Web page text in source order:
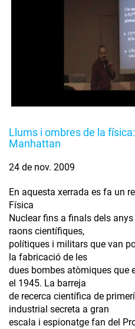
Llums i ombres de la
Manhattan
24 de nov. 2009
En aquesta xerrada es fa un
Física
Nuclear fins a finals dels
raons científiques,
polítiques i militars que van
la fabricació de les
dues bombes atòmiques que
el 1945. La barreja
de recerca científica de
industrial secreta a gran
escala i espionatge fan del